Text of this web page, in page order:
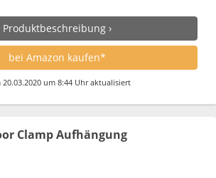
Produktbeschreibung ›
bei Amazon kaufen*
20.03.2020 um 8:44 Uhr aktualisiert
Clamp Aufhängung